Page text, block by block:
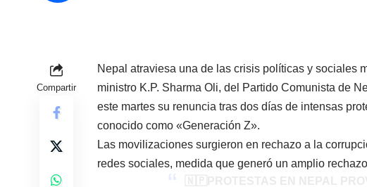
Compartir
Nepal atraviesa una de las crisis políticas y sociales
ministro K.P. Sharma Oli, del Partido Comunista de
este martes su renuncia tras dos días de intensas
conocido como «Generación Z».
Las movilizaciones surgieron en rechazo a la
redes sociales, medida que generó un amplio